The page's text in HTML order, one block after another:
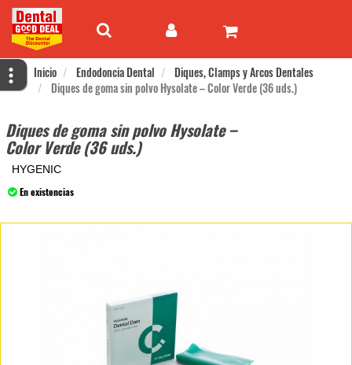
Inicio Endodoncia Dental
Diques, Clamps y Arcos Dentales
Diques de goma sin polvo Hysolate – Color Verde (36 uds.)
Diques de goma sin polvo Hysolate –
Color Verde (36 uds.)
HYGENIC
En existencias